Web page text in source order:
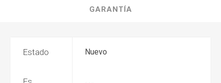
GARANTÍA
Estado Nuevo